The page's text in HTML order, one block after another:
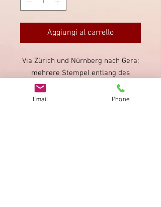
Aggiungi al carrello
Via Zürich und Nürnberg nach Gera;
mehrere Stempel entlang des
Postwegs, zusätzlich Tarifvermerke.
"Muster ohne Wert".
Email Phone